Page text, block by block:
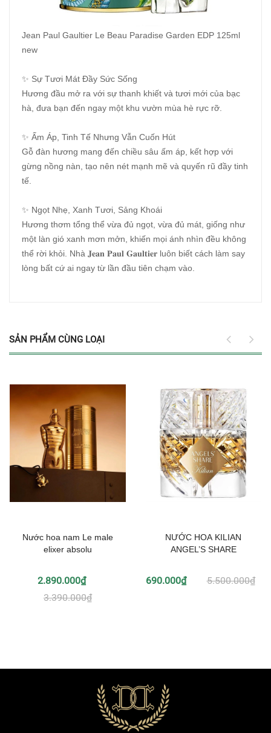
Jean Paul Gaultier Le Beau Paradise Garden EDP 125ml
new
✨ Sự Tươi Mát Đầy Sức Sống
Hương đầu mở ra với sự thanh khiết và tươi mới của bạc
hà, đưa bạn đến ngay một khu vườn mùa hè rực rỡ.
✨ Ấm Áp, Tinh Tế Nhưng Vẫn Cuốn Hút
Gỗ đàn hương mang đến chiều sâu ấm áp, kết hợp với
gừng nồng nàn, tạo nên nét mạnh mẽ và quyến rũ đầy tinh
tế.
✨ Ngọt Nhẹ, Xanh Tươi, Sảng Khoái
Hương thơm tổng thể vừa đủ ngọt, vừa đủ mát, giống như
một làn gió xanh mơn mởn, khiến mọi ánh nhìn đều không
thể rời khỏi. Nhà 𝐉𝐞𝐚𝐧 𝐏𝐚𝐮𝐥 𝐆𝐚𝐮𝐥𝐭𝐢𝐞𝐫 luôn biết cách làm say
lòng bất cứ ai ngay từ lần đầu tiên chạm vào.
SẢN PHẨM CÙNG LOẠI
Nước hoa nam Le male
elixer absolu
2.890.000₫
3.390.000₫
NƯỚC HOA KILIAN
ANGEL’S SHARE
690.000₫ 5.500.000₫